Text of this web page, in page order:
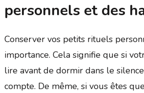
personnels et des
Conserver vos petits rituels
importance. Cela signifie que si
lire avant de dormir dans le
compte. De même, si vous êtes